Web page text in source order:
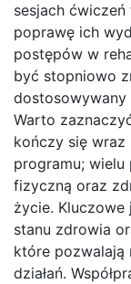
sesjach
poprawę ich
postępów w
być stopniowo
dostosowywany
Warto
kończy się wraz
programu;
fizyczną oraz
życie.
stanu zdrowia
które pozwalają
działań.